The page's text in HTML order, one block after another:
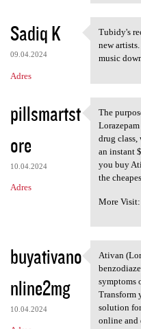
Sadiq K
09.04.2024
Adres
Tubidy's
Tubidy's
new
music
pillsmartst
ore
10.04.2024
Adres
The
The
drug class,
an instant
you buy
the
More Visit:
buyativano
nline2mg
10.04.2024
Ativan
Ativan
symptoms
Transform
solution
online and